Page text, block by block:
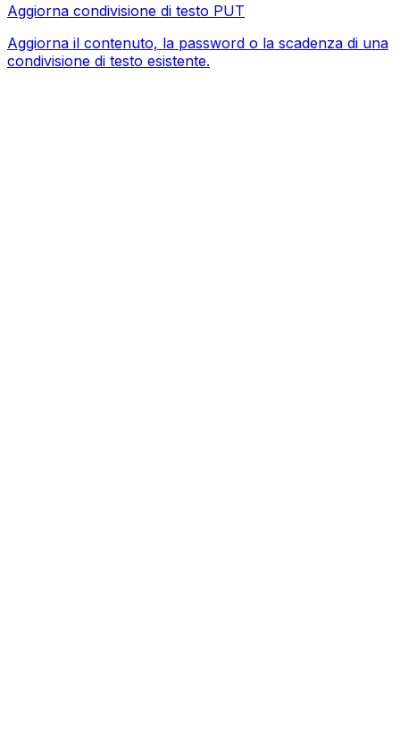
Aggiorna condivisione di testo PUT
Aggiorna il contenuto, la password o la scadenza di una
condivisione di testo esistente.